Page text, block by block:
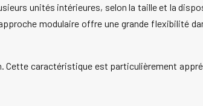
unités intérieures, selon la taille et la
modulaire offre une grande flexibilité
Cette caractéristique est particulièrement